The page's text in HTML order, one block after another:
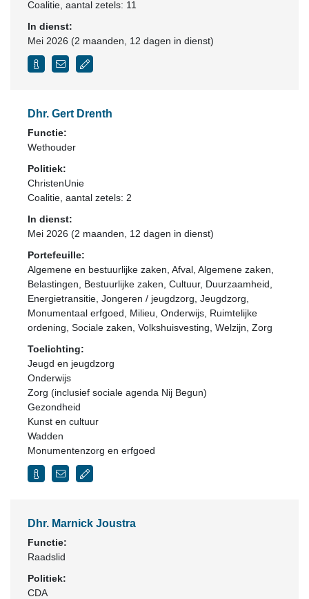
Coalitie , aantal zetels: 11
In dienst:
Mei 2026 (2 maanden, 12 dagen in dienst)
Dhr. Gert Drenth
Functie:
Wethouder
Politiek:
ChristenUnie
Coalitie , aantal zetels: 2
In dienst:
Mei 2026 (2 maanden, 12 dagen in dienst)
Portefeuille:
Algemene en bestuurlijke zaken, Afval, Algemene zaken,
Belastingen, Bestuurlijke zaken, Cultuur, Duurzaamheid,
Energietransitie, Jongeren / jeugdzorg, Jeugdzorg,
Monumentaal erfgoed, Milieu, Onderwijs, Ruimtelijke
ordening, Sociale zaken, Volkshuisvesting, Welzijn, Zorg
Toelichting:
Jeugd en jeugdzorg
Onderwijs
Zorg (inclusief sociale agenda Nij Begun)
Gezondheid
Kunst en cultuur
Wadden
Monumentenzorg en erfgoed
Dhr. Marnick Joustra
Functie:
Raadslid
Politiek:
CDA